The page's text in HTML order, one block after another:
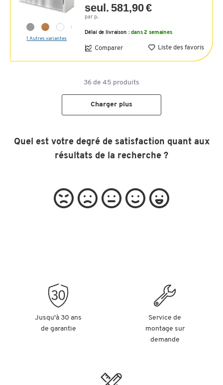
1 Autres variantes
seul. 581,90 €
par p.
Délai de livraison :dans 2 semaines
Comparer Liste des favoris
36 de 45 produits
Charger plus
Quel est votre degré de satisfaction quant aux
résultats de la recherche ?
Jusqu'à 30 ans
de garantie
Service de
montage sur
demande